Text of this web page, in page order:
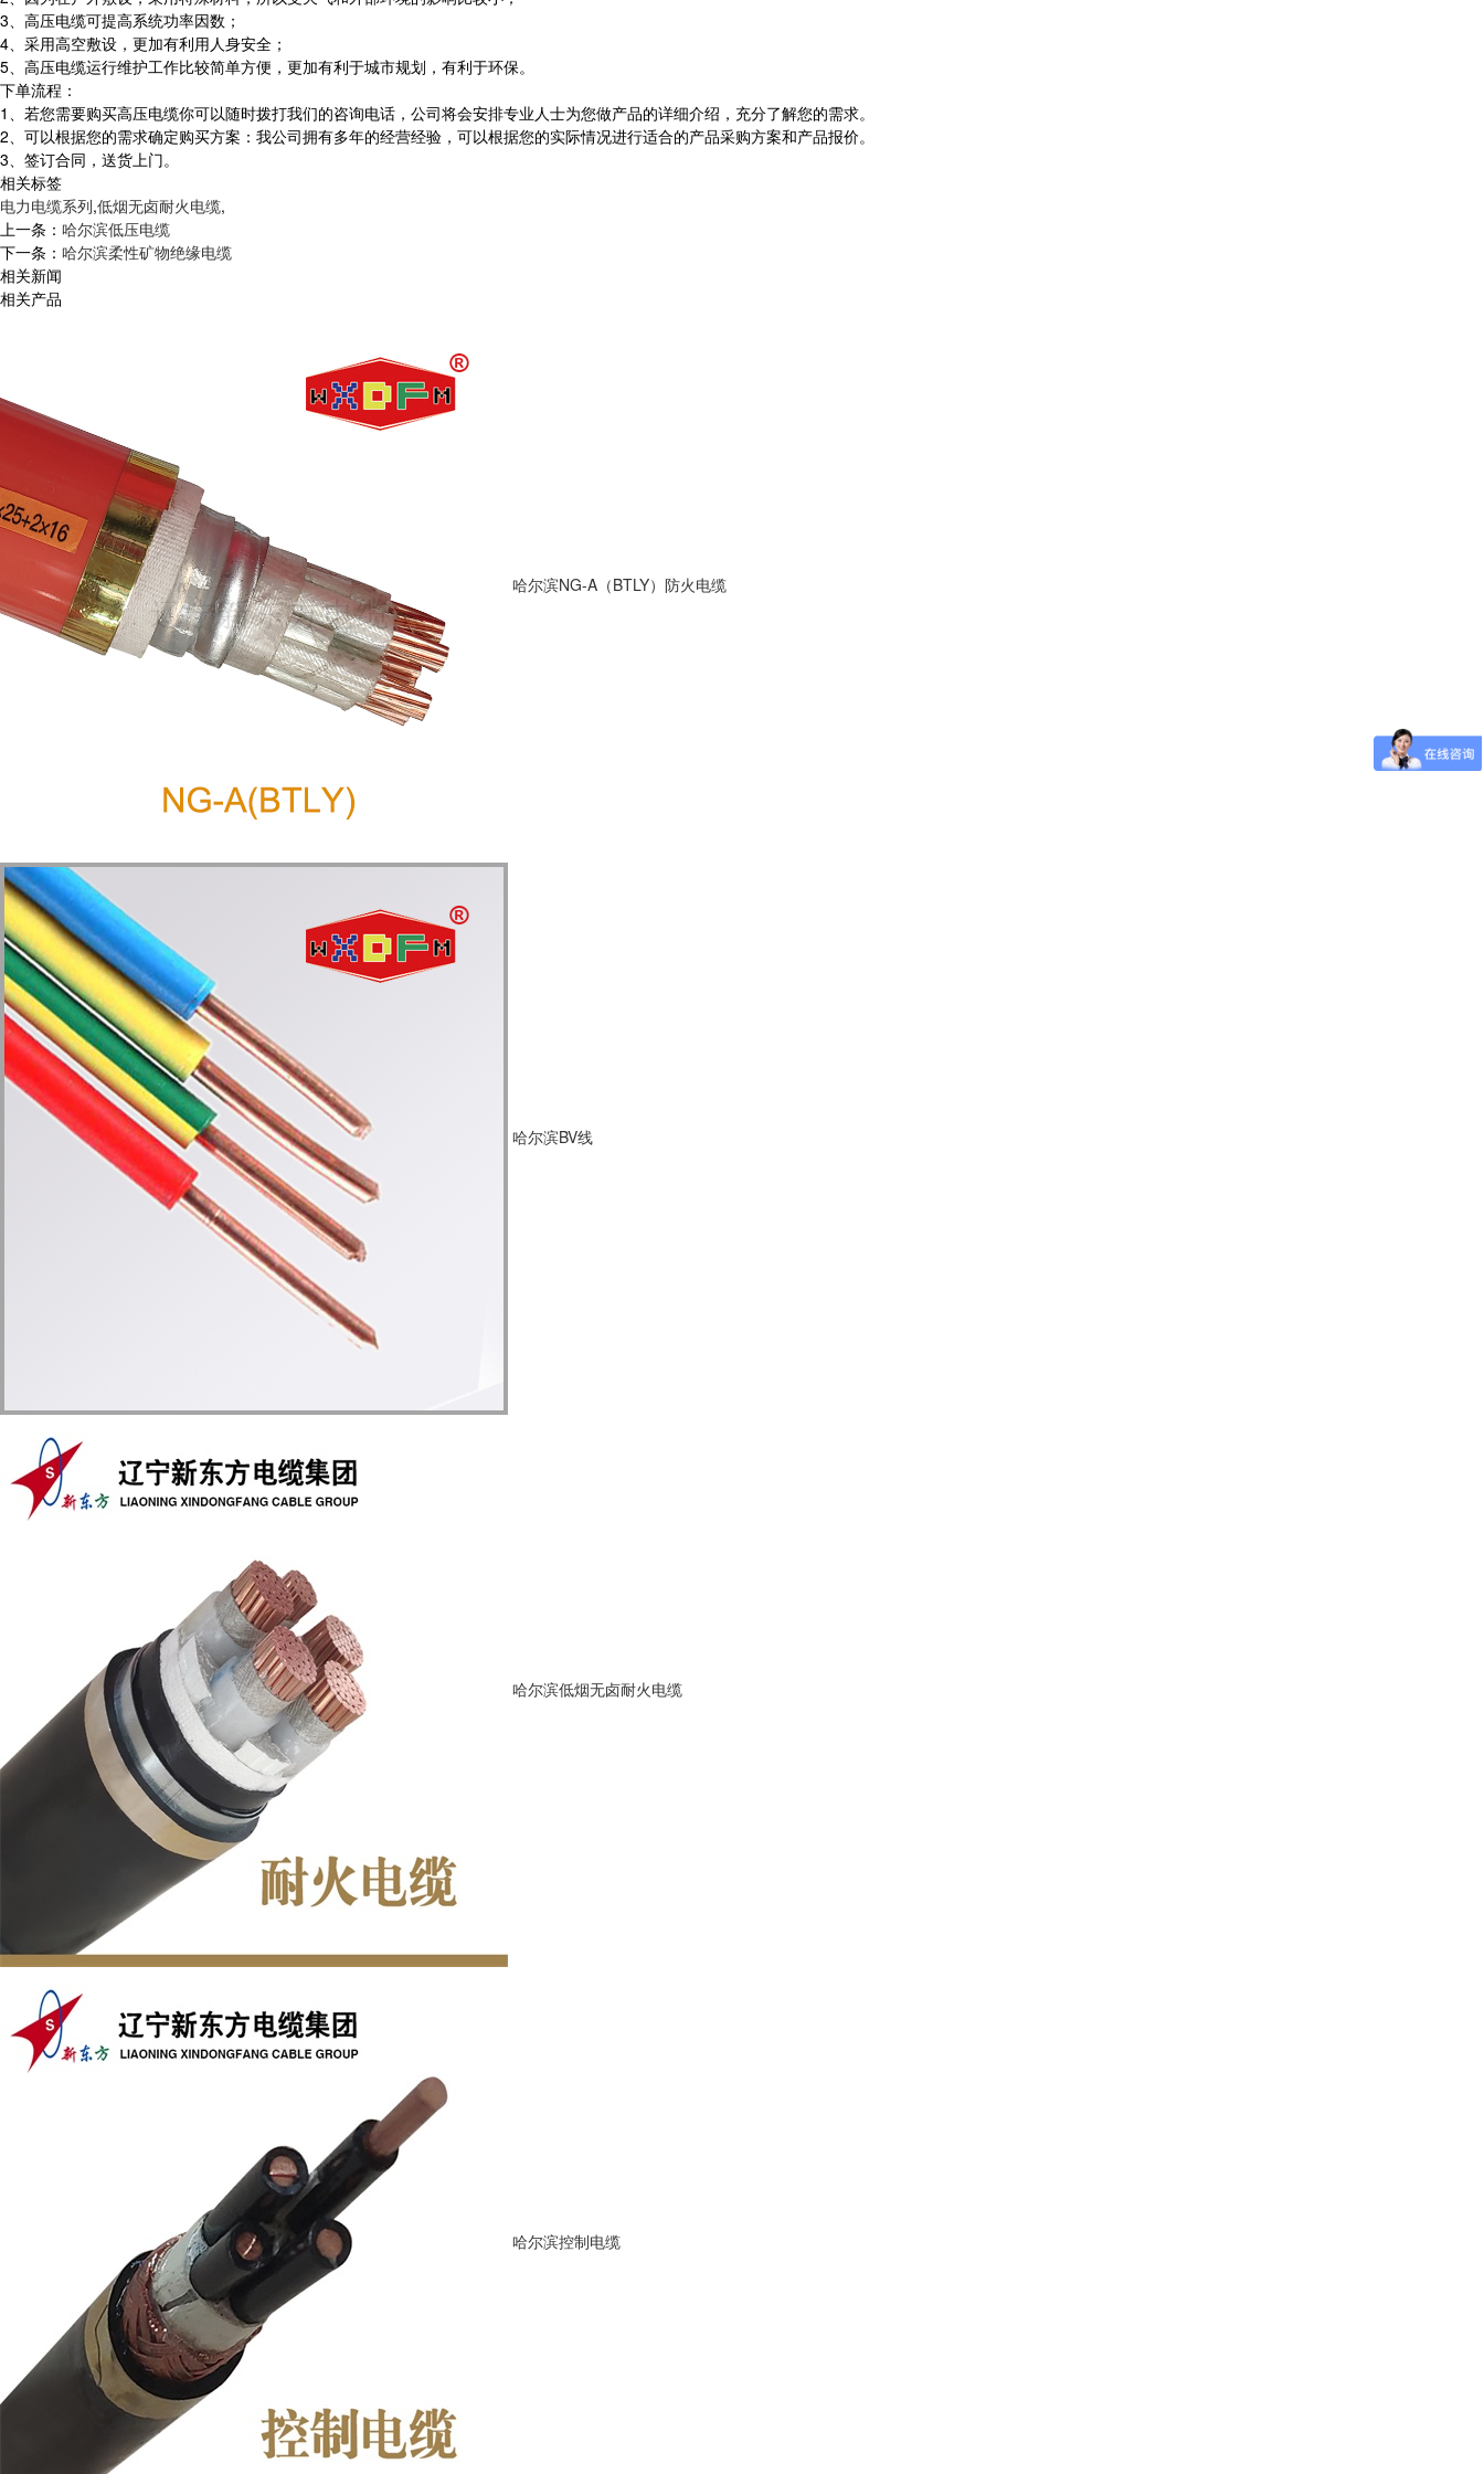
3、高压电缆可提高系统功率因数；
4、采用高空敷设，更加有利用人身安全；
5、高压电缆运行维护工作比较简单方便，更加有利于城市规划，有利于环保。
下单流程：
1、若您需要购买高压电缆你可以随时拨打我们的咨询电话，公司将会安排专业人士为您做产品的详细介绍，充分了解您的需求。
2、可以根据您的需求确定购买方案：我公司拥有多年的经营经验，可以根据您的实际情况进行适合的产品采购方案和产品报价。
3、签订合同，送货上门。
相关标签
电力电缆系列,低烟无卤耐火电缆,
上一条： 哈尔滨低压电缆
下一条： 哈尔滨柔性矿物绝缘电缆
相关新闻
相关产品
哈尔滨NG-A（BTLY）防火电缆
哈尔滨BV线
哈尔滨低烟无卤耐火电缆
哈尔滨控制电缆